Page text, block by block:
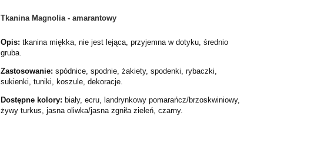
Tkanina Magnolia - amarantowy
Opis: tkanina miękka, nie jest lejąca, przyjemna w dotyku, średnio
gruba.
Zastosowanie: spódnice, spodnie, żakiety, spodenki, rybaczki,
sukienki, tuniki, koszule, dekoracje.
Dostępne kolory: biały, ecru, landrynkowy pomarańcz/brzoskwiniowy,
żywy turkus, jasna oliwka/jasna zgniła zieleń, czarny.